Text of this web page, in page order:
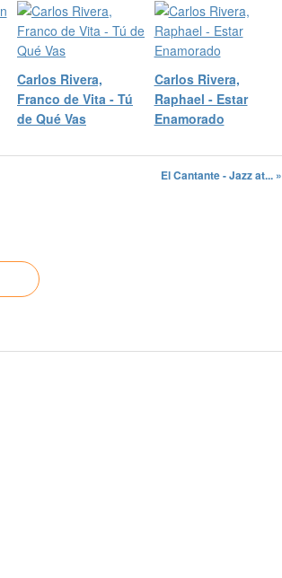
Carlos Rivera,
Franco de Vita - Tú
de Qué Vas
Carlos Rivera,
Raphael - Estar
Enamorado
El Cantante - Jazz at... »